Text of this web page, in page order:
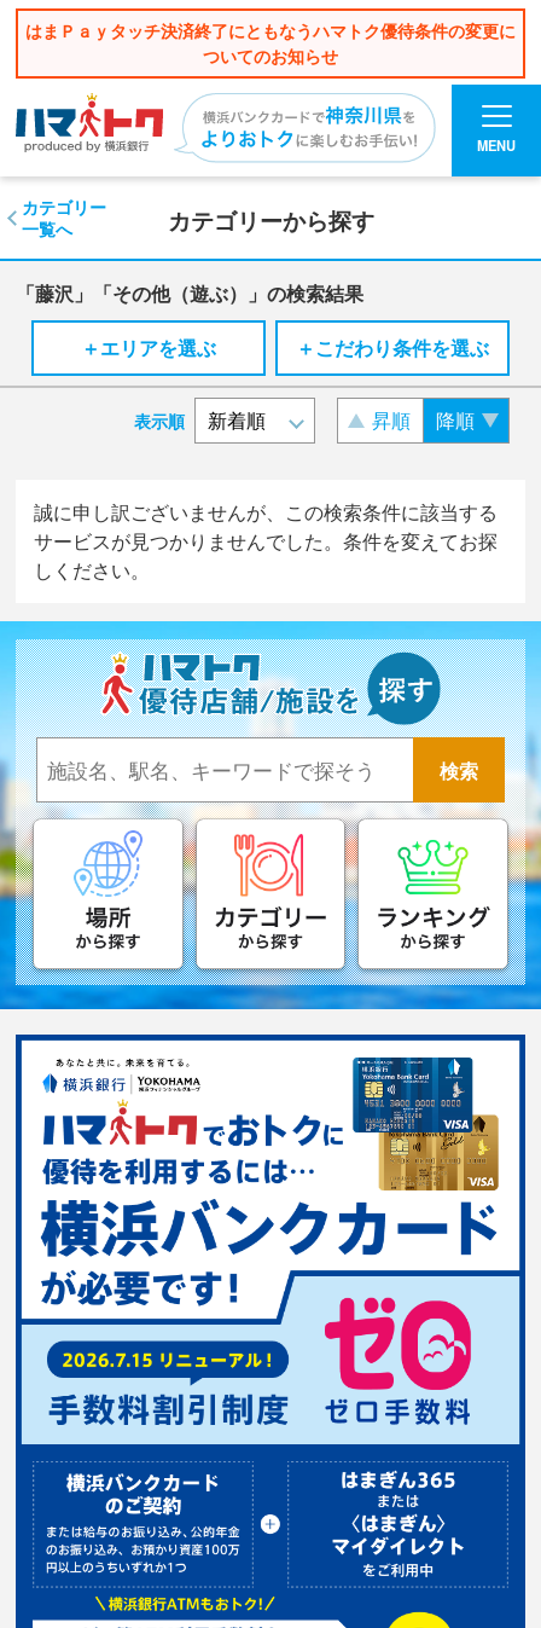
はまＰａｙタッチ決済終了にともなうハマトク優待条件の変更に
ついてのお知らせ
MENU
カテゴリーから探す
カテゴリー
一覧へ
「藤沢」「その他（遊ぶ）」の検索結果
＋エリアを選ぶ
＋こだわり条件を選ぶ
表示順 昇順 降順
誠に申し訳ございませんが、この検索条件に該当する
サービスが見つかりませんでした。条件を変えてお探
しください。